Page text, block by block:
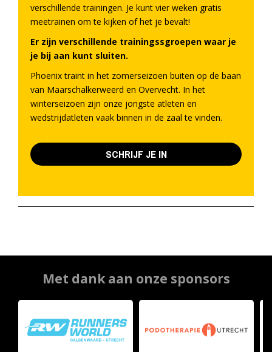
verschillende trainingen. Je kunt vier weken gratis
meetrainen om te kijken of het je bevalt!
Er zijn verschillende trainingssgroepen waar je
je bij aan kunt sluiten.
Phoenix traint in het zomerseizoen buiten op de baan
van Maarschalkerweerd en Overvecht. In het
winterseizoen zijn onze jongste atleten en
wedstrijdatleten vaak binnen in de zaal te vinden.
SCHRIJF JE IN
Met dank aan onze sponsors